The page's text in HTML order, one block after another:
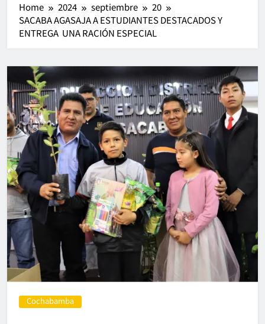
Home 2024 septiembre
20
SACABA AGASAJA A ESTUDIANTES DESTACADOS Y
ENTREGA UNA RACIÓN ESPECIAL
Cochabamba